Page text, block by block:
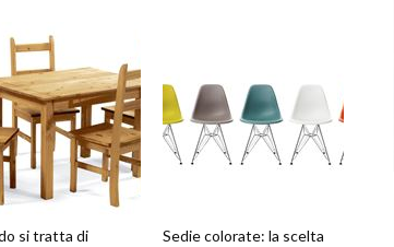
si tratta di
Sedie colorate: la scelta